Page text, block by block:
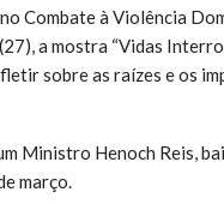
Combate à Violência
a mostra “Vidas
sobre as raízes e os
Ministro Henoch Reis,
março.